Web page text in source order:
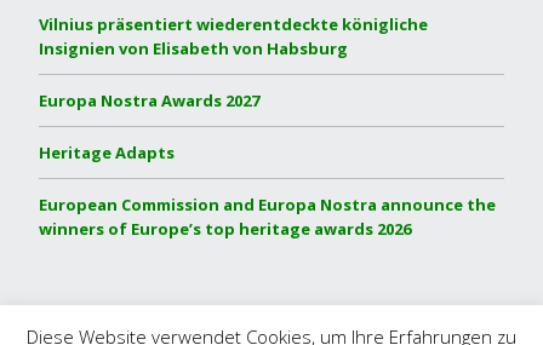
Vilnius präsentiert wiederentdeckte königliche
Insignien von Elisabeth von Habsburg
Europa Nostra Awards 2027
Heritage Adapts
European Commission and Europa Nostra announce the
winners of Europe’s top heritage awards 2026
Built withMake. Your friendly WordPress page builder theme.
Diese Website verwendet Cookies, um Ihre Erfahrungen zu